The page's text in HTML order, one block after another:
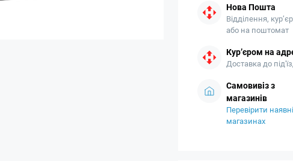
Нова Пошта
Відділення,
або на поштомат
Кур’єром на
Доставка до
Самовивіз з
магазинів
Перевірити
магазинах